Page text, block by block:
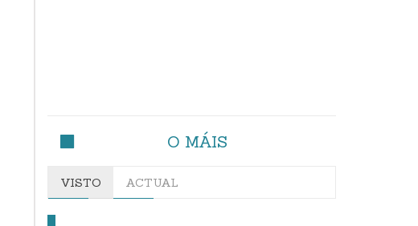
O MÁIS
VISTO ACTUAL